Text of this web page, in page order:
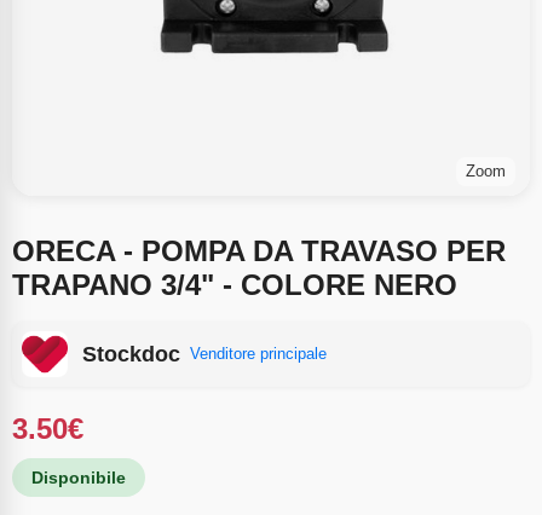
Zoom
ORECA - POMPA DA TRAVASO PER
TRAPANO 3/4" - COLORE NERO
Stockdoc Venditore principale
3.50€
Disponibile